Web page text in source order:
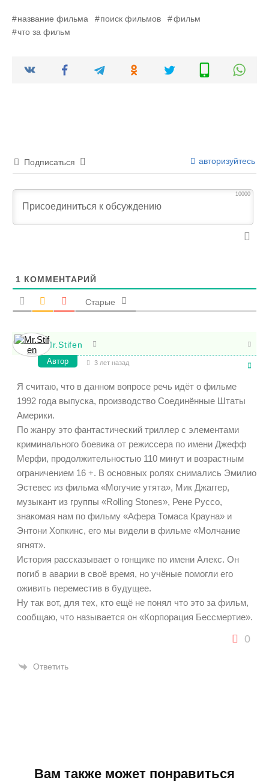
название фильма поиск фильмов
фильм
что за фильм
Подписаться авторизуйтесь
10000
1 КОММЕНТАРИЙ
Старые
Mr.Stifen
Автор 3 лет назад
Я считаю, что в данном вопросе речь идёт о фильме
1992 года выпуска, производство Соединённые Штаты
Америки.
По жанру это фантастический триллер с элементами
криминального боевика от режиссера по имени Джефф
Мерфи, продолжительностью 110 минут и возрастным
ограничением 16 +. В основных ролях снимались Эмилио
Эстевес из фильма «Могучие утята», Мик Джаггер,
музыкант из группы «Rolling Stones», Рене Руссо,
знакомая нам по фильму «Афера Томаса Крауна» и
Энтони Хопкинс, его мы видели в фильме «Молчание
ягнят».
История рассказывает о гонщике по имени Алекс. Он
погиб в аварии в своё время, но учёные помогли его
оживить переместив в будущее.
Ну так вот, для тех, кто ещё не понял что это за фильм,
сообщаю, что называется он «Корпорация Бессмертие».
0
Ответить
Вам также может понравиться